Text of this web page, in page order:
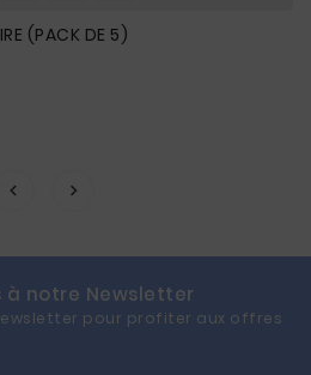
(PACK DE 5)
à notre Newsletter
pour profiter aux offres